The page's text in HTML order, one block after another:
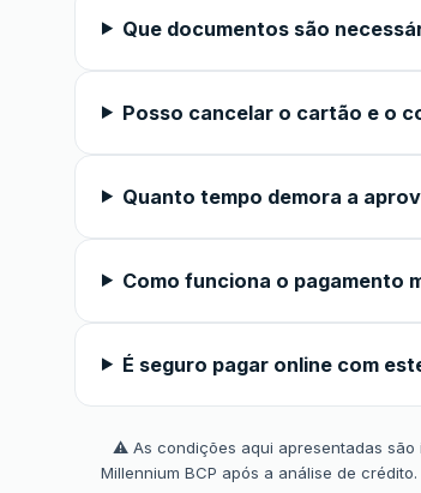
Que documentos são
Posso cancelar o cartão e o
Quanto tempo demora a
Como funciona o pagamento
É seguro pagar online com
⚠️ As condições aqui apresentadas são
Millennium BCP após a análise de